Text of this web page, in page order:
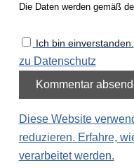
Die Daten werden gemäß
Ich bin einverstanden.
zu Datenschutz
Diese Website
reduzieren. Erfahre,
verarbeitet werden.